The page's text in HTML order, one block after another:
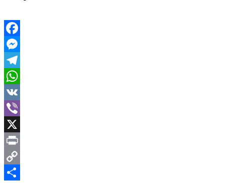
Facebook
Messenger
Telegram
WhatsApp
VK
Viber
X
Print
Copy